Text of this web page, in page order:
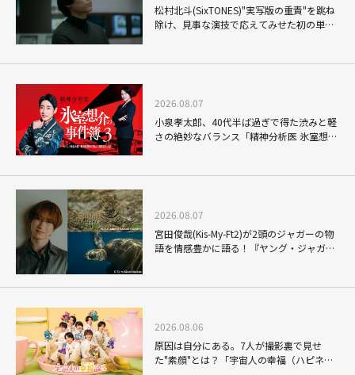
松村北斗(SixTONES)"実写版の重責"を跳ね
除け、見事な演技で応えてみせた初の単独
2026.08.07
小泉孝太郎、40代半ば過ぎで得た渋みと軽
さの絶妙なバランス「精神分析医 氷室想介
2026.08.07
宮田俊哉(Kis-My-Ft2)が2頭のジャガーの物
語を情感豊かに語る！『ヤング・ジャガ
ナレーションの妙
2026.08.06
原因は自分にある。7人が撮影裏で見せ
た"素顔"とは？「宇宙人の幸福（ハピネ